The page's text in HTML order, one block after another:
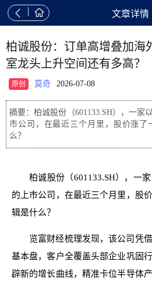
  文章详情
柏诚股份：订单高增叠加海
室龙头上升空间还有多高？
原创 莫奇 2026-07-08
摘要：柏诚股份（601133.SH），一家
市公司，在最近三个月里，股价涨了
么？
柏诚股份（601133.SH），一
的上市公司，在最近三个月里，股
辑是什么？
览富财经梳理发现，该公司凭
基本盘，客户全覆盖头部企业巩固
辟新的增长曲线，精准卡位半导体